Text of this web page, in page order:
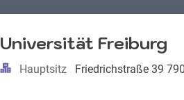
Universität Freiburg
Hauptsitz Friedrichstraße 39